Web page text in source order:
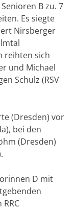
B zu. 7
Es siegte
Nirsberger
reihten sich
und Michael
Schulz (RSV
(Dresden) vor
bei den
(Dresden)
D mit